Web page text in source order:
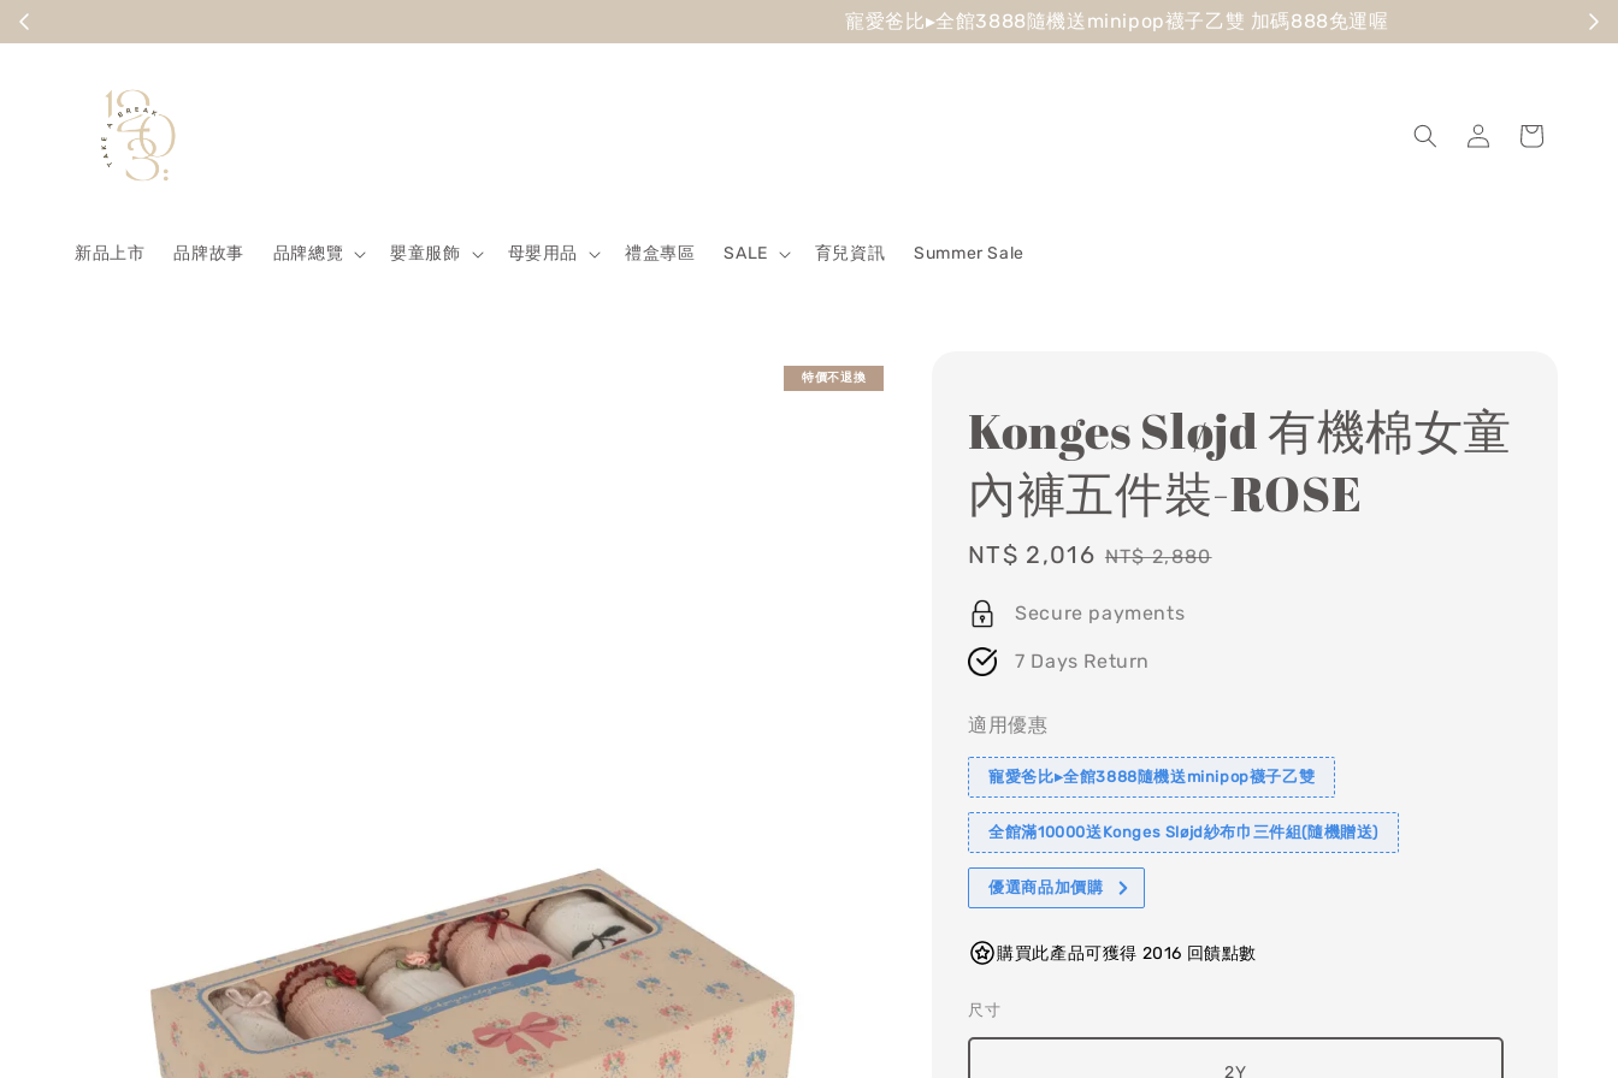
Summer Sale最低7折起 滿5500送500回饋金 滿8500送800回饋金 現在去逛
新品上市 品牌故事 品牌總覽 嬰童服飾 母嬰用品 禮盒專區 SALE 育兒資訊 Summer Sale
特價不退換
Konges Sløjd 有機棉女童
內褲五件裝-ROSE
Sale
NT$ 2,016 Regular
NT$ 2,880
Secure payments
7 Days Return
適用優惠
寵愛爸比▸全館3888隨機送minipop襪子乙雙
全館滿10000送Konges Sløjd紗布巾三件組(隨機贈送)
優選商品加價購
購買此產品可獲得 2016 回饋點數
尺寸
2Y